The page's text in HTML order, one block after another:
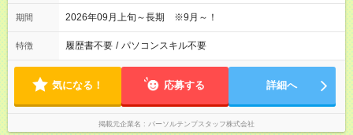
期間 2026年09月上旬～長期 ※9月～！
特徴 履歴書不要 / パソコンスキル不要
気になる！ 応募する 詳細へ
掲載元企業名 パーソルテンプスタッフ株式会社